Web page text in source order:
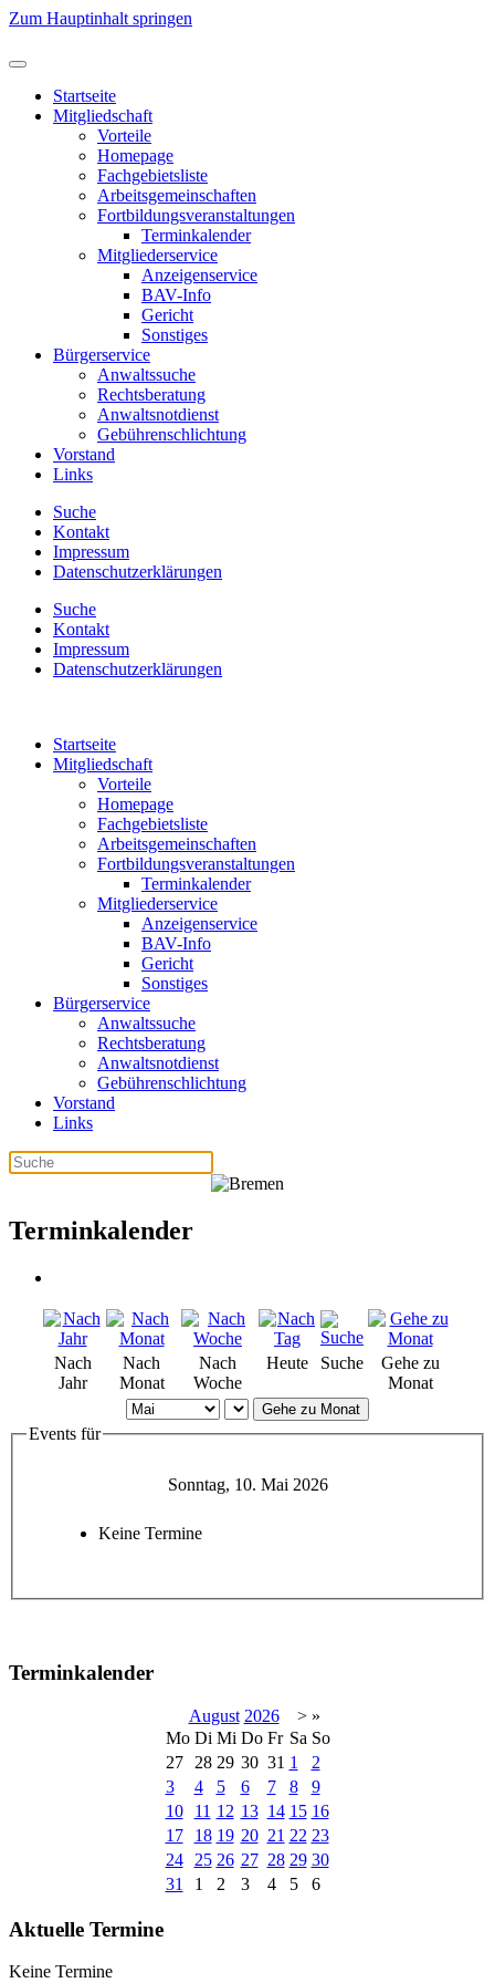
Zum Hauptinhalt springen
Startseite
Mitgliedschaft
Vorteile
Homepage
Fachgebietsliste
Arbeitsgemeinschaften
Fortbildungsveranstaltungen
Terminkalender
Mitgliederservice
Anzeigenservice
BAV-Info
Gericht
Sonstiges
Bürgerservice
Anwaltssuche
Rechtsberatung
Anwaltsnotdienst
Gebührenschlichtung
Vorstand
Links
Suche
Kontakt
Impressum
Datenschutzerklärungen
Suche
Kontakt
Impressum
Datenschutzerklärungen
Startseite
Mitgliedschaft
Vorteile
Homepage
Fachgebietsliste
Arbeitsgemeinschaften
Fortbildungsveranstaltungen
Terminkalender
Mitgliederservice
Anzeigenservice
BAV-Info
Gericht
Sonstiges
Bürgerservice
Anwaltssuche
Rechtsberatung
Anwaltsnotdienst
Gebührenschlichtung
Vorstand
Links
Terminkalender
Nach
Jahr
Nach
Monat
Nach
Woche
Heute Suche
Gehe zu
Monat
Gehe zu Monat
Events für
Sonntag, 10. Mai 2026
Keine Termine
Terminkalender
August 2026 > »
Mo Di Mi Do Fr Sa So
27
28 29 30 31 1
2
3
4 5 6 7 8
9
10
11 12 13 14 15 16
17
18 19 20 21 22 23
24
25 26 27 28 29 30
31
1 2 3 4 5 6
Aktuelle Termine
Keine Termine